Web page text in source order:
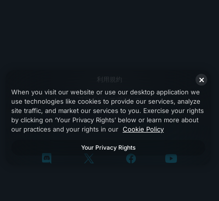
利用規約
プライバシーポリシー
サポート
When you visit our website or use our desktop application we
use technologies like cookies to provide our services, analyze
site traffic, and market our services to you. Exercise your rights
by clicking on ‘Your Privacy Rights’ below or learn more about
our practices and your rights in our Cookie Policy
Your Privacy Rights